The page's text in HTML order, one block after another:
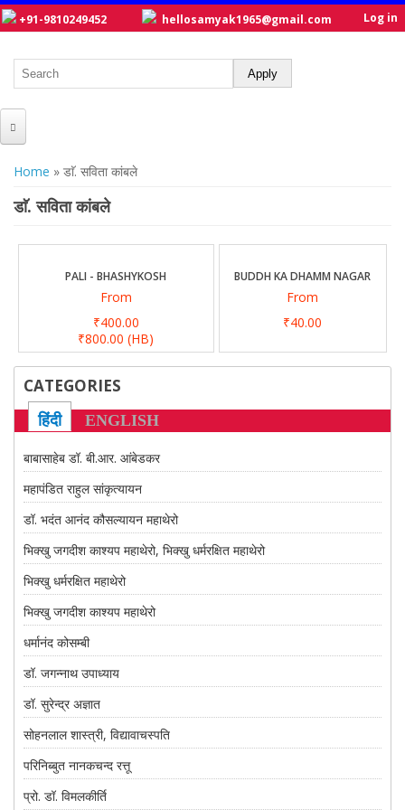
+91-9810249452 hellosamyak1965@gmail.com Log in
ABOUT US
OUR WRITERS
GALLERY
CONTACT US
You are here
Home » डाॅ. सविता कांबले
डाॅ. सविता कांबले
PALI - BHASHYKOSH
From
₹400.00
₹800.00(HB)
BUDDH KA DHAMM NAGAR
From
₹40.00
CATEGORIES
हिंदी ENGLISH
बाबासाहेब डॉ. बी.आर. आंबेडकर
महापंडित राहुल सांकृत्यायन
डॉ. भदंत आनंद कौसल्यायन महाथेरो
भिक्खु जगदीश काश्यप महाथेरो, भिक्खु धर्मरक्षित महाथेरो
भिक्खु धर्मरक्षित महाथेरो
भिक्खु जगदीश काश्यप महाथेरो
धर्मानंद कोसम्बी
डॉ. जगन्नाथ उपाध्याय
डॉ. सुरेन्द्र अज्ञात
सोहनलाल शास्त्री, विद्यावाचस्पति
परिनिब्बुत नानकचन्द रत्तू
प्रो. डॉ. विमलकीर्ति